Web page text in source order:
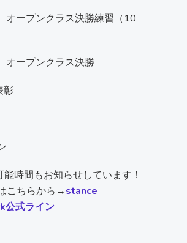
ープンクラス決勝練習（10
ープンクラス決勝
彰
時間もお知らせしています！
こちらから→stance
式ライン